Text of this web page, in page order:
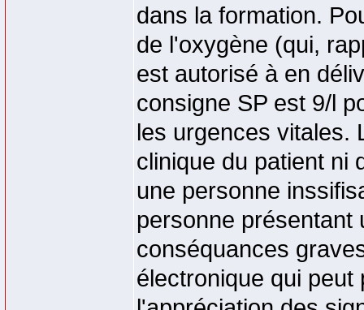
dans la formation.
de l'oxygène (qui,
est autorisé à en
consigne SP est 9/l
les urgences vitales.
clinique du patient ni
une personne
personne présentant
conséquances
électronique qui